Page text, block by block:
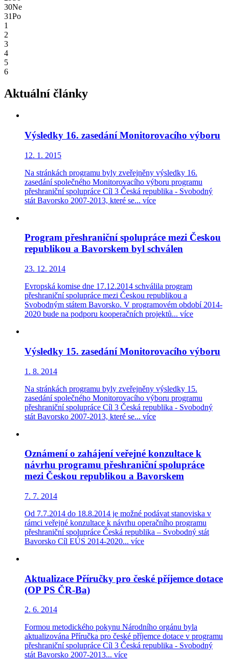
30Ne
31Po
1
2
3
4
5
6
Aktuální články
Výsledky 16. zasedání Monitorovacího výboru
12. 1. 2015
Na stránkách programu byly zveřejněny výsledky 16.
zasedání společného Monitorovacího výboru programu
přeshraniční spolupráce Cíl 3 Česká republika - Svobodný
stát Bavorsko 2007-2013, které se... více
Program přeshraniční spolupráce mezi Českou
republikou a Bavorskem byl schválen
23. 12. 2014
Evropská komise dne 17.12.2014 schválila program
přeshraniční spolupráce mezi Českou republikou a
Svobodným státem Bavorsko. V programovém období 2014-
2020 bude na podporu kooperačních projektů... více
Výsledky 15. zasedání Monitorovacího výboru
1. 8. 2014
Na stránkách programu byly zveřejněny výsledky 15.
zasedání společného Monitorovacího výboru programu
přeshraniční spolupráce Cíl 3 Česká republika - Svobodný
stát Bavorsko 2007-2013, které se... více
Oznámení o zahájení veřejné konzultace k
návrhu programu přeshraniční spolupráce
mezi Českou republikou a Bavorskem
7. 7. 2014
Od 7.7.2014 do 18.8.2014 je možné podávat stanoviska v
rámci veřejné konzultace k návrhu operačního programu
přeshraniční spolupráce Česká republika – Svobodný stát
Bavorsko Cíl EÚS 2014-2020... více
Aktualizace Příručky pro české příjemce dotace
(OP PS ČR-Ba)
2. 6. 2014
Formou metodického pokynu Národního orgánu byla
aktualizována Příručka pro české příjemce dotace v programu
přeshraniční spolupráce Cíl 3 Česká republika - Svobodný
stát Bavorsko 2007-2013... více